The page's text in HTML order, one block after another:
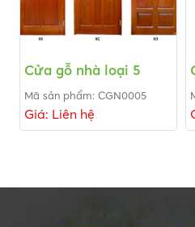
Cửa gỗ nhà loại 5
Mã sản phẩm: CGN0005
Giá: Liên hệ